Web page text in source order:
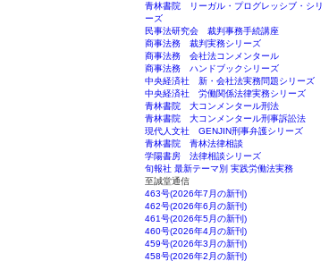
青林書院 リーガル・プログレッシブ・シリ
ーズ
民事法研究会 裁判事務手続講座
商事法務 裁判実務シリーズ
商事法務 会社法コンメンタール
商事法務 ハンドブックシリーズ
中央経済社 新・会社法実務問題シリーズ
中央経済社 労働関係法律実務シリーズ
青林書院 大コンメンタール刑法
青林書院 大コンメンタール刑事訴訟法
現代人文社 GENJIN刑事弁護シリーズ
青林書院 青林法律相談
学陽書房 法律相談シリーズ
旬報社 最新テーマ別 実践労働法実務
至誠堂通信
463号(2026年7月の新刊)
462号(2026年6月の新刊)
461号(2026年5月の新刊)
460号(2026年4月の新刊)
459号(2026年3月の新刊)
458号(2026年2月の新刊)